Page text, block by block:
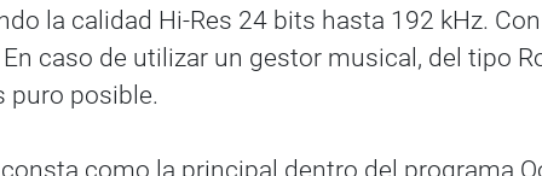
la calidad Hi-Res 24 bits hasta 192 kHz.
caso de utilizar un gestor musical, del tipo
puro posible.